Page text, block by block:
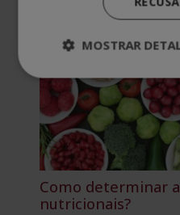
Como determinar
nutricionais?
MOSTRAR